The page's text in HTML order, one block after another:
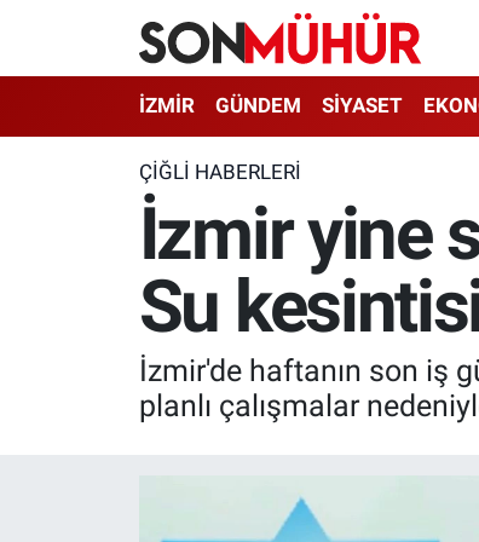
İZMİR GÜNDEM SİYASET
ÇIĞLI HABERLERI
İzmir yine
Su
İzmir'de haftanın son iş
planlı çalışmalar
İzmir Nöbetçi Eczaneler
İzmir Hava Durumu
İzmir Namaz Vakitleri
İzmir Trafik Yoğunluk Haritası
Süper Lig Puan Durumu ve Fikstür
Tüm Manşetler